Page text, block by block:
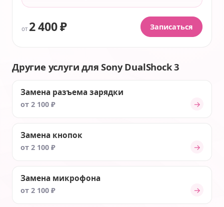
от 2 400 ₽ Записаться
Другие услуги для Sony DualShock 3
Замена разъема зарядки
от 2 100 ₽ →
Замена кнопок
от 2 100 ₽ →
Замена микрофона
от 2 100 ₽ →